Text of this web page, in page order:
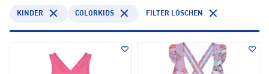
KINDER COLORKIDS FILTER LÖSCHEN